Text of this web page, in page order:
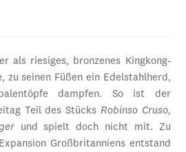
als riesiges, bronzenes Kingkong-
zu seinen Füßen ein Edelstahlherd,
dampfen. So ist der
Teil des Stücks Robinso Cruso,
und spielt doch nicht mit. Zu
Großbritanniens entstand